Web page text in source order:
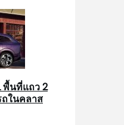
พื้นที่แถว 2
ถในคลาส